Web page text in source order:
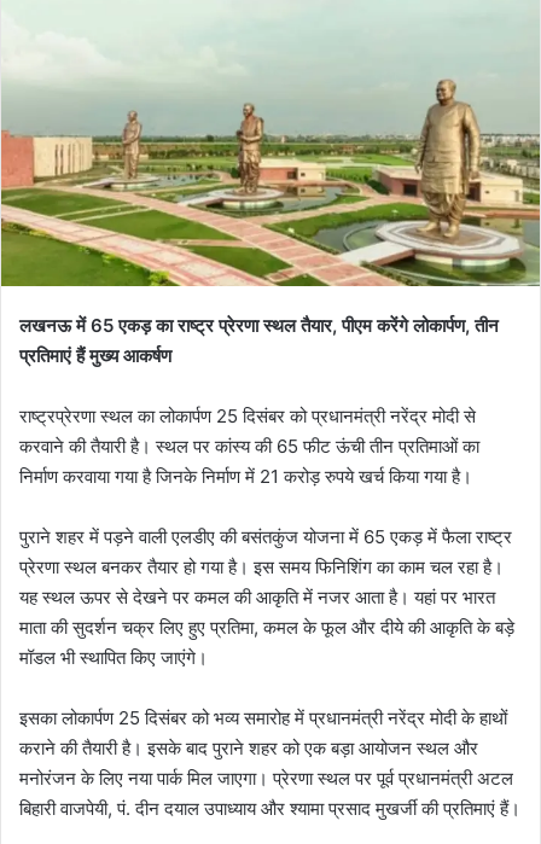
लखनऊ में 65 एकड़ का राष्ट्र प्रेरणा स्थल तैयार, पीएम करेंगे लोकार्पण, तीन
प्रतिमाएं हैं मुख्य आकर्षण
राष्ट्रप्रेरणा स्थल का लोकार्पण 25 दिसंबर को प्रधानमंत्री नरेंद्र मोदी से
करवाने की तैयारी है। स्थल पर कांस्य की 65 फीट ऊंची तीन प्रतिमाओं का
निर्माण करवाया गया है जिनके निर्माण में 21 करोड़ रुपये खर्च किया गया है।
पुराने शहर में पड़ने वाली एलडीए की बसंतकुंज योजना में 65 एकड़ में फैला राष्ट्र
प्रेरणा स्थल बनकर तैयार हो गया है। इस समय फिनिशिंग का काम चल रहा है।
यह स्थल ऊपर से देखने पर कमल की आकृति में नजर आता है। यहां पर भारत
माता की सुदर्शन चक्र लिए हुए प्रतिमा, कमल के फूल और दीये की आकृति के बड़े
मॉडल भी स्थापित किए जाएंगे।
इसका लोकार्पण 25 दिसंबर को भव्य समारोह में प्रधानमंत्री नरेंद्र मोदी के हाथों
कराने की तैयारी है। इसके बाद पुराने शहर को एक बड़ा आयोजन स्थल और
मनोरंजन के लिए नया पार्क मिल जाएगा। प्रेरणा स्थल पर पूर्व प्रधानमंत्री अटल
बिहारी वाजपेयी, पं. दीन दयाल उपाध्याय और श्यामा प्रसाद मुखर्जी की प्रतिमाएं हैं।